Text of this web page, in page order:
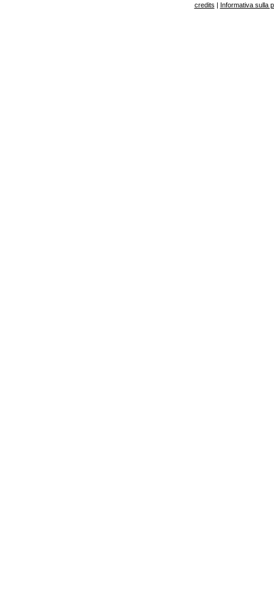
credits | Informativa sulla